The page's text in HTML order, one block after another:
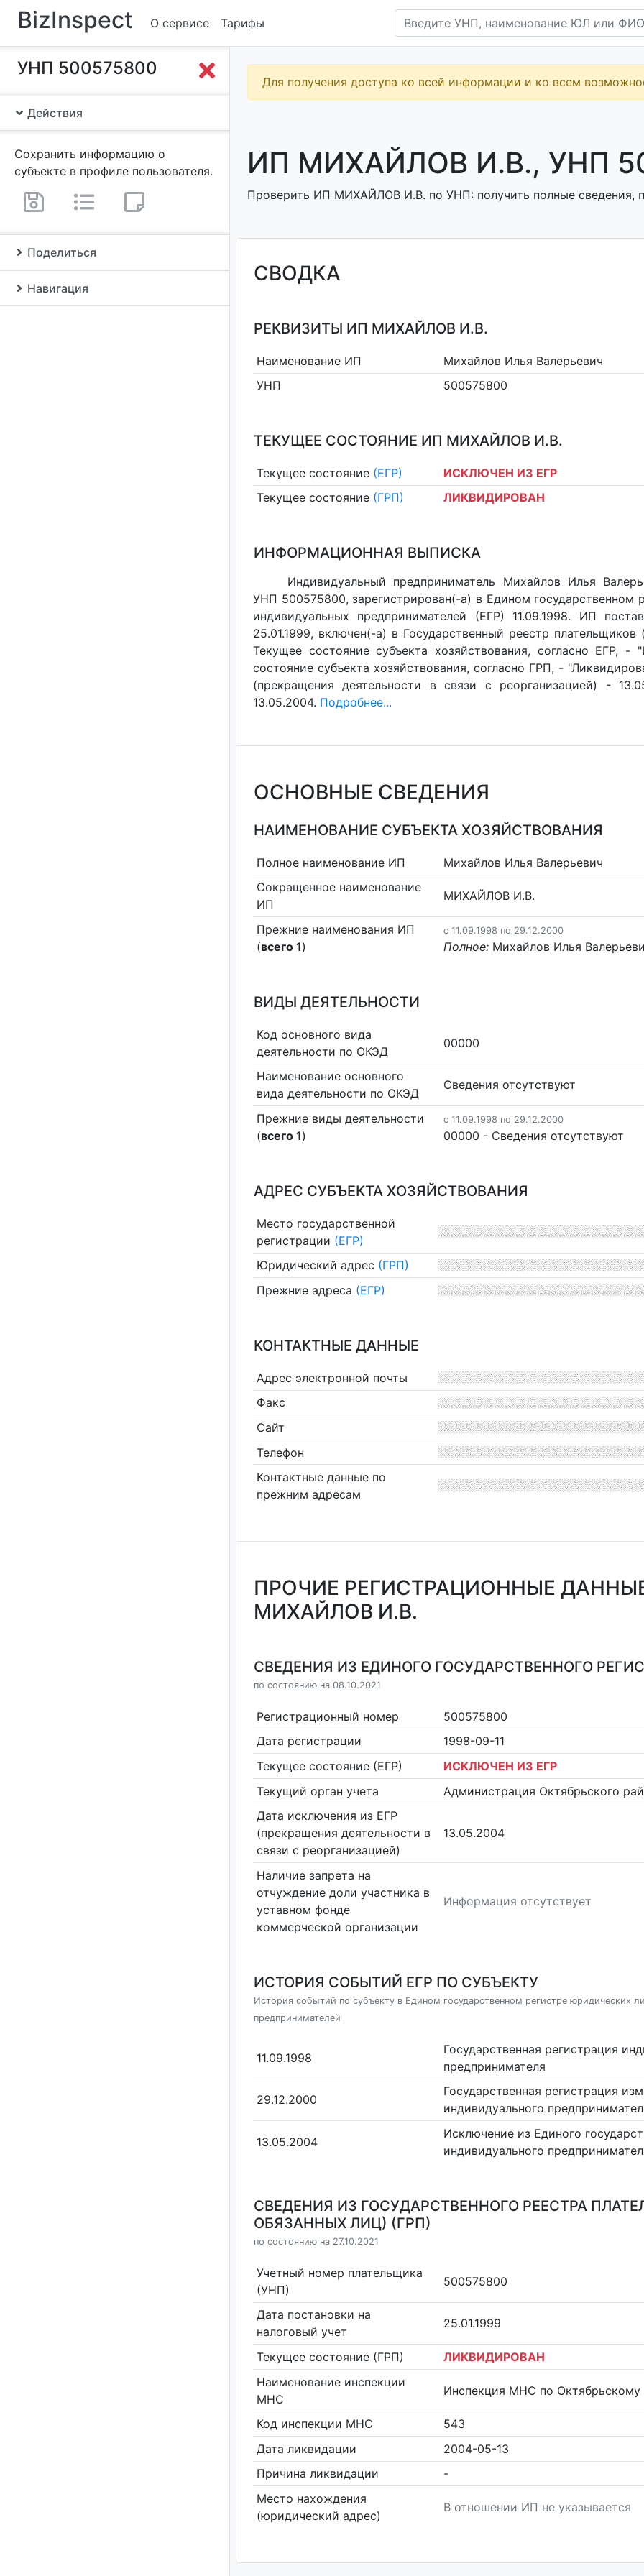
BizInspect О сервисе Тарифы
УНП 500575800
Действия
Сохранить информацию о
субъекте в профиле пользователя.
Поделиться
Навигация
Для получения доступа ко всей информации и ко всем
ИП МИХАЙЛОВ И.В., УНП
Проверить ИП МИХАЙЛОВ И.В. по УНП: получить полные сведения,
СВОДКА
РЕКВИЗИТЫ ИП МИХАЙЛОВ И.В.
Наименование ИП
Михайлов Илья Валерьевич
УНП
500575800
ТЕКУЩЕЕ СОСТОЯНИЕ ИП МИХАЙЛОВ И.В.
Текущее состояние (ЕГР)
ИСКЛЮЧЕН ИЗ ЕГР
Текущее состояние (ГРП) ЛИКВИДИРОВАН
ИНФОРМАЦИОННАЯ ВЫПИСКА
Индивидуальный предприниматель Михайлов Илья
УНП 500575800, зарегистрирован(-а) в Едином государственном
индивидуальных предпринимателей (ЕГР) 11.09.1998. ИП
25.01.1999, включен(-a) в Государственный реестр
Текущее состояние субъекта хозяйствования, согласно ЕГР,
состояние субъекта хозяйствования, согласно ГРП, -
(прекращения деятельности в связи с реорганизацией) -
13.05.2004. Подробнее...
ОСНОВНЫЕ СВЕДЕНИЯ
НАИМЕНОВАНИЕ СУБЪЕКТА ХОЗЯЙСТВОВАНИЯ
Полное наименование ИП
Михайлов Илья Валерьевич
Сокращенное наименование
ИП
МИХАЙЛОВ И.В.
Прежние наименования ИП
(всего 1)
c 11.09.1998 по 29.12.2000
Полное: Михайлов Илья
ВИДЫ ДЕЯТЕЛЬНОСТИ
Код основного вида
деятельности по ОКЭД
00000
Наименование основного
вида деятельности по ОКЭД
Cведения отсутствуют
Прежние виды деятельности
(всего 1)
c 11.09.1998 по 29.12.2000
00000 - Cведения отсутствуют
АДРЕС СУБЪЕКТА ХОЗЯЙСТВОВАНИЯ
Место государственной
регистрации (ЕГР)
Юридический адрес (ГРП)
Прежние адреса (ЕГР)
КОНТАКТНЫЕ ДАННЫЕ
Адрес электронной почты
Факс
Сайт
Телефон
Контактные данные по
прежним адресам
ПРОЧИЕ РЕГИСТРАЦИОННЫЕ
МИХАЙЛОВ И.В.
СВЕДЕНИЯ ИЗ ЕДИНОГО ГОСУДАРСТВЕННОГО
по состоянию на 08.10.2021
Регистрационный номер
500575800
Дата регистрации
1998-09-11
Текущее состояние (ЕГР)
ИСКЛЮЧЕН ИЗ ЕГР
Текущий орган учета
Администрация Октябрьского
Дата исключения из ЕГР
(прекращения деятельности в
связи с реорганизацией)
13.05.2004
Наличие запрета на
отчуждение доли участника в
уставном фонде
коммерческой организации
Информация отсутствует
ИСТОРИЯ СОБЫТИЙ ЕГР ПО СУБЪЕКТУ
История событий по субъекту в Едином государственном регистре юридических
предпринимателей
11.09.1998
Государственная регистрация
предпринимателя
29.12.2000
Государственная регистрация
индивидуального
13.05.2004
Исключение из Единого
индивидуального
СВЕДЕНИЯ ИЗ ГОСУДАРСТВЕННОГО РЕЕСТРА
ОБЯЗАННЫХ ЛИЦ) (ГРП)
по состоянию на 27.10.2021
Учетный номер плательщика
(УНП)
500575800
Дата постановки на
налоговый учет
25.01.1999
Текущее состояние (ГРП)
ЛИКВИДИРОВАН
Наименование инспекции
МНС
Инспекция МНС по Октябрьскому
Код инспекции МНС
543
Дата ликвидации
2004-05-13
Причина ликвидации
-
Место нахождения
(юридический адрес)
В отношении ИП не указывается